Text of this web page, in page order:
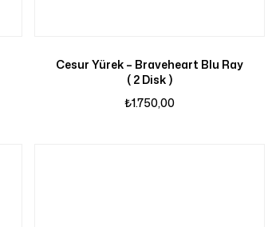
Cesur Yürek – Braveheart Blu Ray
( 2 Disk )
₺1.750,00